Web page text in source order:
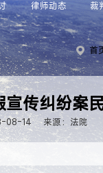
律师动态 裁
首
传纠纷案
08-14 来源：法院